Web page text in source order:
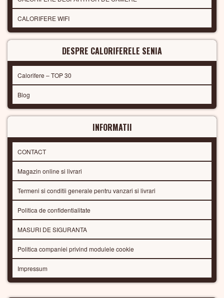
CALORIFERE WIFI
DESPRE CALORIFERELE SENIA
Calorifere – TOP 30
Blog
INFORMATII
CONTACT
Magazin online si livrari
Termeni si conditii generale pentru vanzari si livrari
Politica de confidentialitate
MASURI DE SIGURANTA
Politica companiei privind modulele cookie
Impressum